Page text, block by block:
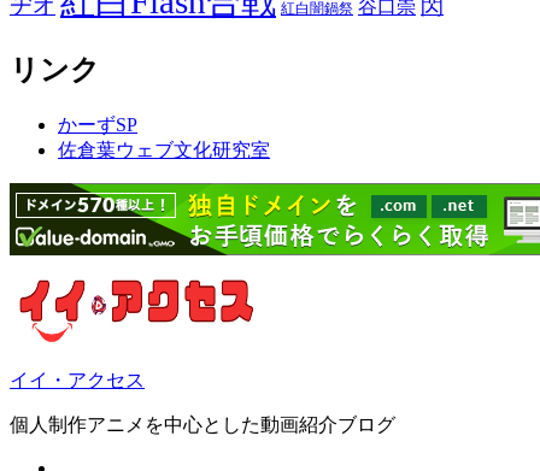
ヂオ
紅白闇鍋祭 谷口崇 閃
リンク
かーずSP
佐倉葉ウェブ文化研究室
イイ・アクセス
個人制作アニメを中心とした動画紹介ブログ